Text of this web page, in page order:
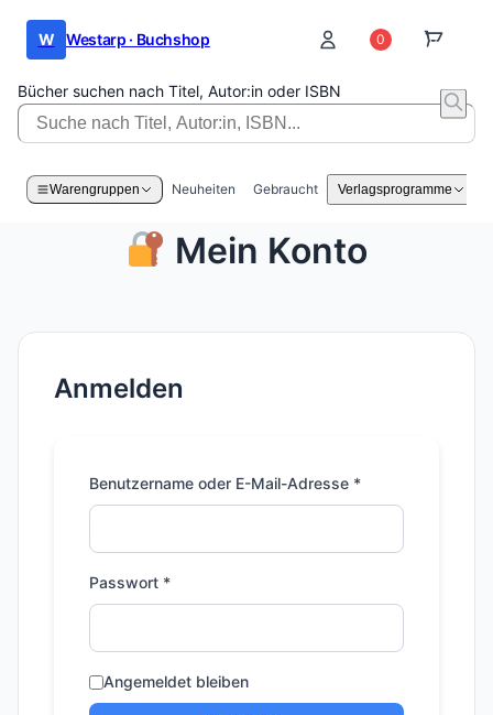
W Westarp · Buchshop
Bücher suchen nach Titel, Autor:in oder ISBN
0 0
Warengruppen Neuheiten Gebraucht Verlagsprogramme
Mein Konto
Anmelden
Benutzername oder E-Mail-Adresse *
Passwort *
Angemeldet bleiben